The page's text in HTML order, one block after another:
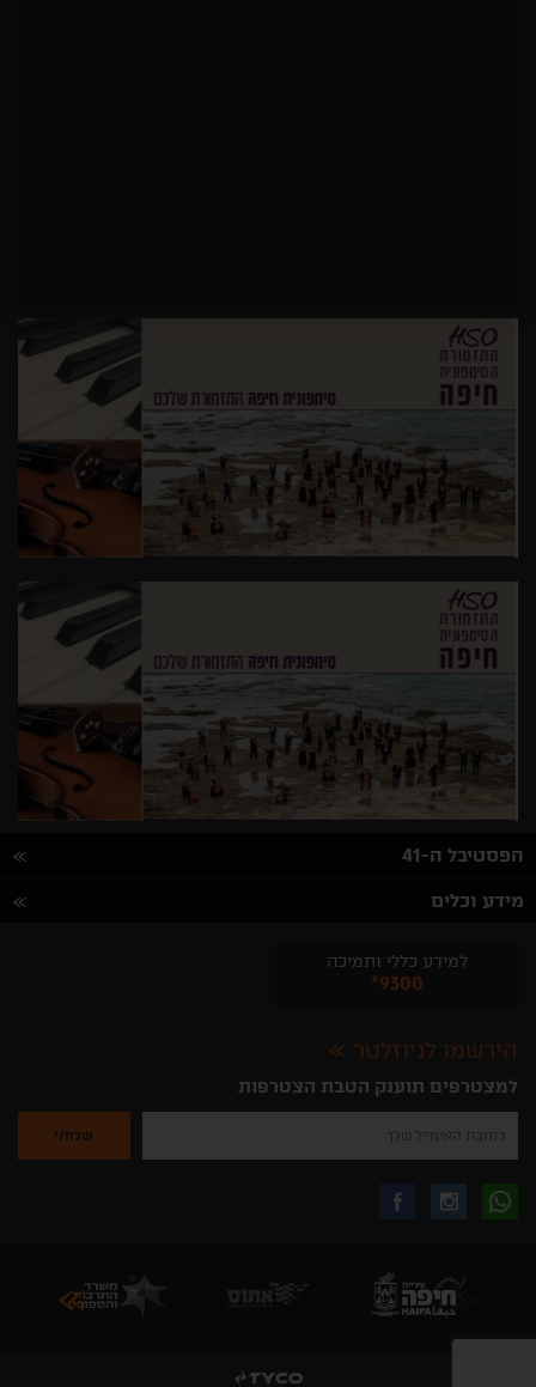
הפסטיבל ה-41
מידע וכלים
למידע כללי ותמיכה
*9300
הירשמו לניוזלטר
למצטרפים תוענק הטבת הצטרפות
להזין
שלך
להרשמה
לקבלת
באינסטגרם
עקבו
בפייסבוק